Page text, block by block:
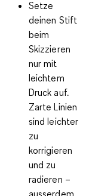
Setze
deinen Stift
beim
Skizzieren
nur mit
leichtem
Druck auf.
Zarte Linien
sind leichter
zu
korrigieren
und zu
radieren –